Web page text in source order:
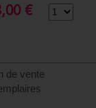
€
de vente